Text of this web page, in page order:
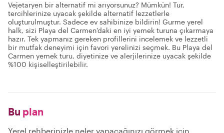
Vejetaryen bir alternatif mi arıyorsunuz? Mümkün! Tur,
tercihlerinize uyacak şekilde alternatif lezzetlerle
oluşturulmuştur. Sadece ev sahibinize bildirin! Gurme yerel
halk, sizi Playa del Carmen'daki en iyi yemek turuna çıkarmaya
hazır. Tek yapmanız gereken profillerini incelemek ve lezzetli
bir mutfak deneyimi için favori yerelinizi seçmek. Bu Playa del
Carmen yemek turu, diyetinize ve alerjilerinize uyacak şekilde
%100 kişiselleştirilebilir.
Bu plan
Yerel rehberinizle neler yapacağınızı görmek için